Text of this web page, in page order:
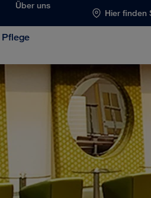
Über uns
Hier finden
Pflege